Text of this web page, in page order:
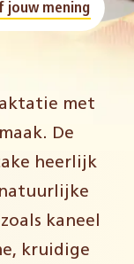
jouw mening
met
De
heerlijk
kaneel
kruidige